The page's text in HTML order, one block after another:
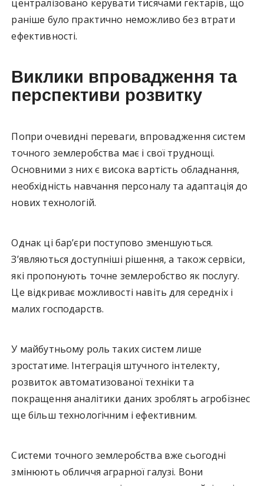
централізовано керувати тисячами гектарів, що
раніше було практично неможливо без втрати
ефективності.
Виклики впровадження та
перспективи розвитку
Попри очевидні переваги, впровадження систем
точного землеробства має і свої труднощі.
Основними з них є висока вартість обладнання,
необхідність навчання персоналу та адаптація до
нових технологій.
Однак ці бар’єри поступово зменшуються.
З’являються доступніші рішення, а також сервіси,
які пропонують точне землеробство як послугу.
Це відкриває можливості навіть для середніх і
малих господарств.
У майбутньому роль таких систем лише
зростатиме. Інтеграція штучного інтелекту,
розвиток автоматизованої техніки та
покращення аналітики даних зроблять агробізнес
ще більш технологічним і ефективним.
Системи точного землеробства вже сьогодні
змінюють обличчя аграрної галузі. Вони